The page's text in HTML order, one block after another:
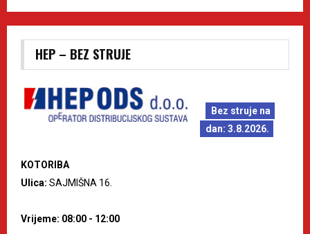
HEP – BEZ STRUJE
Bez struje na
dan: 3.8.2026.
KOTORIBA
Ulica: SAJMIŠNA 16.
Vrijeme: 08:00 - 12:00